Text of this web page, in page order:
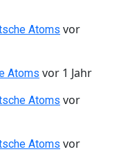
Atoms vor
Atoms vor 1 Jahr
Atoms vor
Atoms vor